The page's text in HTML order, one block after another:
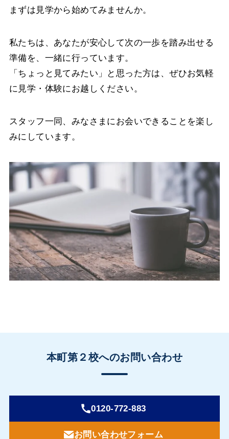
まずは見学から始めてみませんか。
私たちは、あなたが安心して次の一歩を踏み出せる
準備を、一緒に行っています。
「ちょっと見てみたい」と思った方は、ぜひお気軽
に見学・体験にお越しください。
スタッフ一同、みなさまにお会いできることを楽し
みにしています。
本町第２校へのお問い合わせ
0120-772-883
お問い合わせフォーム